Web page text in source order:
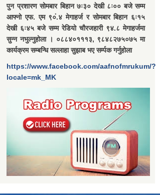
पुन प्रशारण सोमबार बिहान ७ः३० देखी ८ः०० बजे सम्म
आफ्नो एफ. एम ९०ं.४ मेगाहर्ज र सोमबार बिहान ६ः१५
देखी ६ः४५ बजे सम्म रेडियो चौरजहारी ९४.८ मेगाहर्जमा
सुन्न नभुल्नुहोला । ०८८४०१११३, ९८४८२७५०७५ मा
कार्यक्रम सम्बन्धि सल्लाहा सुझाब भए सर्म्पक गर्नुहोला
https://www.facebook.com/aafnofmrukum/?
locale=mk_MK